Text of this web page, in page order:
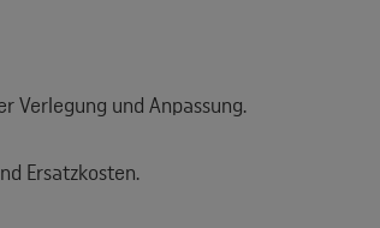
Verlegung und Anpassung.
Ersatzkosten.